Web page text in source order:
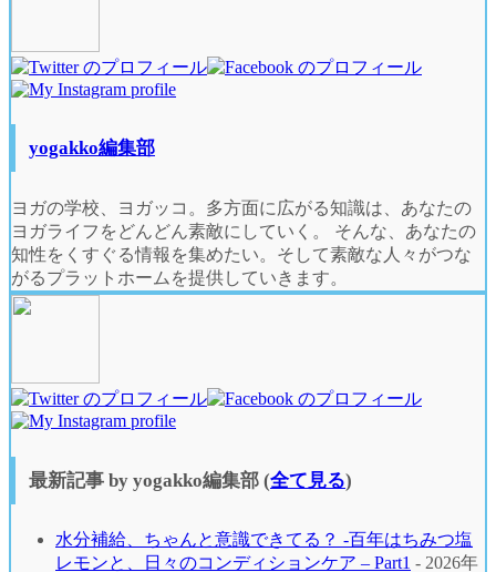
yogakko編集部
ヨガの学校、ヨガッコ。多方面に広がる知識は、あなたの
ヨガライフをどんどん素敵にしていく。 そんな、あなたの
知性をくすぐる情報を集めたい。そして素敵な人々がつな
がるプラットホームを提供していきます。
最新記事 by yogakko編集部 (全て見る)
⽔分補給、ちゃんと意識できてる？ -百年はちみつ塩
レモンと、⽇々のコンディションケア – Part1 - 2026年